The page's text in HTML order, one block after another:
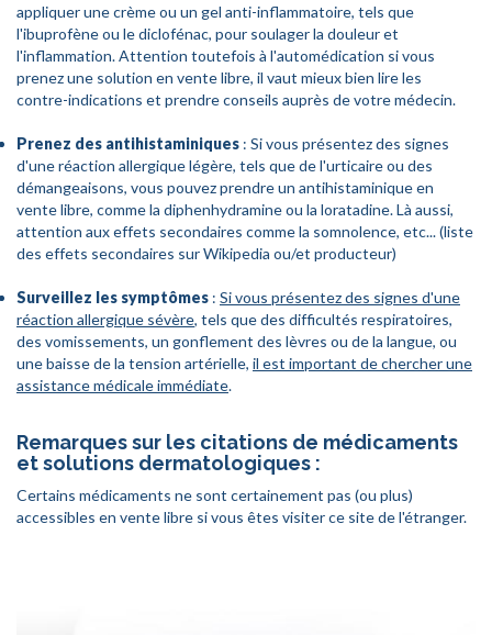
appliquer une crème ou un gel anti-inflammatoire, tels que
l'ibuprofène ou le diclofénac, pour soulager la douleur et
l'inflammation. Attention toutefois à l'automédication si vous
prenez une solution en vente libre, il vaut mieux bien lire les
contre-indications et prendre conseils auprès de votre médecin.
Prenez des antihistaminiques : Si vous présentez des signes
d'une réaction allergique légère, tels que de l'urticaire ou des
démangeaisons, vous pouvez prendre un antihistaminique en
vente libre, comme la diphenhydramine ou la loratadine. Là aussi,
attention aux effets secondaires comme la somnolence, etc... (liste
des effets secondaires sur Wikipedia ou/et producteur)
Surveillez les symptômes : Si vous présentez des signes d'une
réaction allergique sévère, tels que des difficultés respiratoires,
des vomissements, un gonflement des lèvres ou de la langue, ou
une baisse de la tension artérielle, il est important de chercher une
assistance médicale immédiate.
Remarques sur les citations de médicaments
et solutions dermatologiques :
Certains médicaments ne sont certainement pas (ou plus)
accessibles en vente libre si vous êtes visiter ce site de l'étranger.